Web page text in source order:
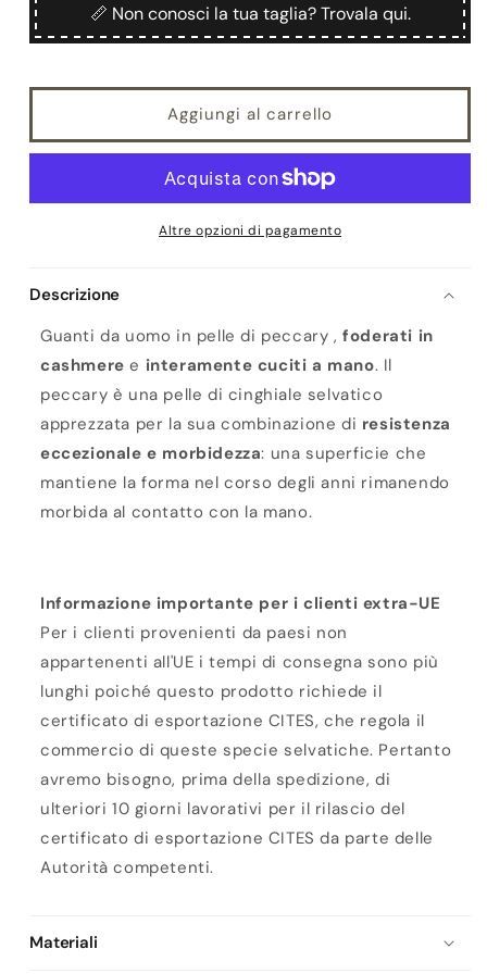
📏 Non conosci la tua taglia? Trovala qui.
Aggiungi al carrello
Altre opzioni di pagamento
Descrizione
Guanti da uomo in pelle di peccary ,foderati in
cashmere e interamente cuciti a mano. Il
peccary è una pelle di cinghiale selvatico
apprezzata per la sua combinazione di resistenza
eccezionale e morbidezza: una superficie che
mantiene la forma nel corso degli anni rimanendo
morbida al contatto con la mano.
Informazione importante per i clienti extra-UE
Per i clienti provenienti da paesi non
appartenenti all'UE i tempi di consegna sono più
lunghi poiché questo prodotto richiede il
certificato di esportazione CITES, che regola il
commercio di queste specie selvatiche. Pertanto
avremo bisogno, prima della spedizione, di
ulteriori 10 giorni lavorativi per il rilascio del
certificato di esportazione CITES da parte delle
Autorità competenti.
Materiali